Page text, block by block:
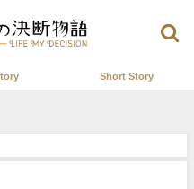
Short Story